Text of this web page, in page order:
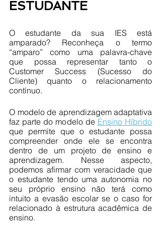
ESTUDANTE
O estudante da sua IES está
amparado? Reconheça o termo
“amparo” como uma palavra-chave
que possa representar tanto o
Customer Success (Sucesso do
Cliente) quanto o relacionamento
contínuo.
O modelo de aprendizagem adaptativa
faz parte do modelo de Ensino Híbrido
que permite que o estudante possa
compreender onde ele se encontra
dentro de um projeto de ensino e
aprendizagem. Nesse aspecto,
podemos afirmar com veracidade que
o estudante tendo uma autonomia no
seu próprio ensino não terá como
intuito a evasão escolar se o caso for
relacionado à estrutura acadêmica de
ensino.